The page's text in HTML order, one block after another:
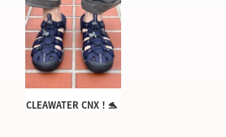
CLEAWATER CNX！🐬